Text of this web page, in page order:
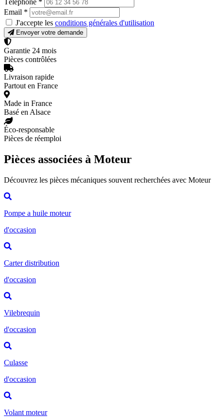
Téléphone *
Email *
J'accepte les conditions générales d'utilisation
Envoyer votre demande
Garantie 24 mois
Pièces contrôlées
Livraison rapide
Partout en France
Made in France
Basé en Alsace
Éco-responsable
Pièces de réemploi
Pièces associées à Moteur
Découvrez les pièces mécaniques souvent recherchées avec Moteur
Pompe a huile moteur
d'occasion
Carter distribution
d'occasion
Vilebrequin
d'occasion
Culasse
d'occasion
Volant moteur